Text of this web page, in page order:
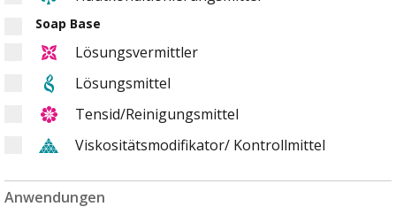
Soap Base
Lösungsvermittler
Lösungsmittel
Tensid/Reinigungsmittel
Viskositätsmodifikator/ Kontrollmittel
Anwendungen